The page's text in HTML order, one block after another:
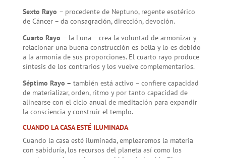
Sexto Rayo – procedente de Neptuno, regente esotérico
de Cáncer – da consagración, dirección, devoción.
Cuarto Rayo – la Luna – crea la voluntad de armonizar y
relacionar una buena construcción es bella y lo es debido
a la armonía de sus proporciones. El cuarto rayo produce
síntesis de los contrarios y los vuelve complementarios.
Séptimo Rayo – también está activo – confiere capacidad
de materializar, orden, ritmo y por tanto capacidad de
alinearse con el ciclo anual de meditación para expandir
la consciencia y construir el templo.
CUANDO LA CASA ESTÉ ILUMINADA
Cuando la casa esté iluminada, emplearemos la materia
con sabiduría, los recursos del planeta así como los